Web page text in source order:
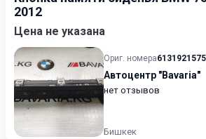
2012
Цена не указана
Ориг. номера
Автоцентр "Bavaria"
нет отзывов
Бишкек